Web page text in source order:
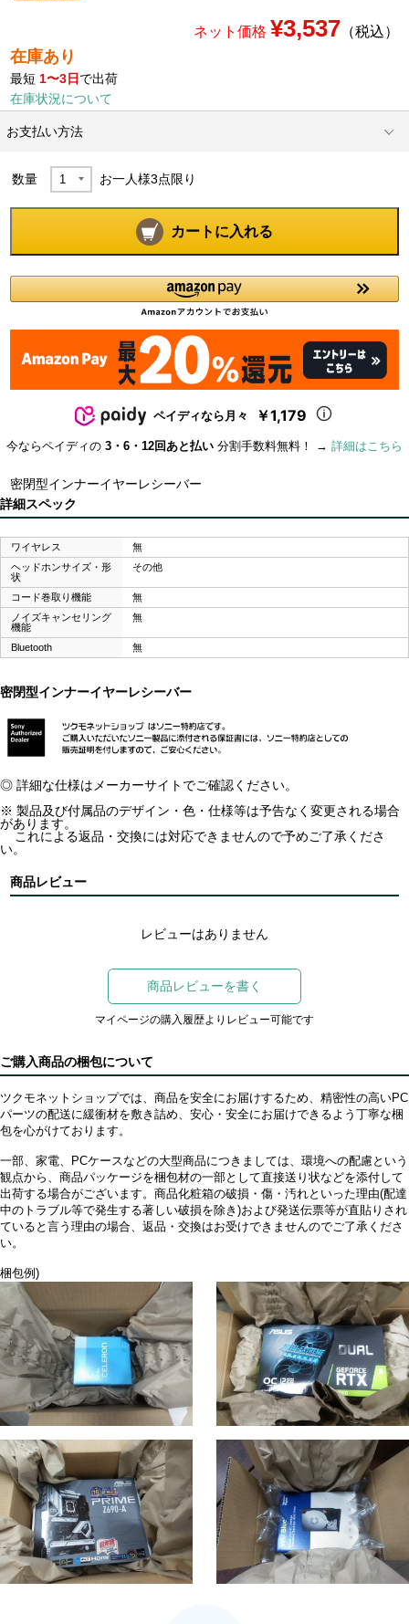
ネット価格 ¥3,537 （税込）
在庫あり
最短 1〜3日 で出荷
在庫状況について
お支払い方法
数量 お一人様3点限り
カートに入れる
ペイディなら月々 ￥1,179
今ならペイディの 3・6・12回あと払い 分割手数料無料！ → 詳細はこちら
密閉型インナーイヤーレシーバー
詳細スペック
ワイヤレス
無
ヘッドホンサイズ・形
状
その他
コード巻取り機能
無
ノイズキャンセリング
機能
無
Bluetooth 無
密閉型インナーイヤーレシーバー
◎ 詳細な仕様はメーカーサイトでご確認ください。
※ 製品及び付属品のデザイン・色・仕様等は予告なく変更される場合
があります。
これによる返品・交換には対応できませんので予めご了承くださ
い。
商品レビュー
レビューはありません
商品レビューを書く
マイページの購入履歴よりレビュー可能です
ご購入商品の梱包について
ツクモネットショップでは、商品を安全にお届けするため、精密性の高いPC
パーツの配送に緩衝材を敷き詰め、安心・安全にお届けできるよう丁寧な梱
包を心がけております。
一部、家電、PCケースなどの大型商品につきましては、環境への配慮という
観点から、商品パッケージを梱包材の一部として直接送り状などを添付して
出荷する場合がございます。商品化粧箱の破損・傷・汚れといった理由(配達
中のトラブル等で発生する著しい破損を除き)および発送伝票等が直貼りされ
ていると言う理由の場合、返品・交換はお受けできませんのでご了承くださ
い。
梱包例)